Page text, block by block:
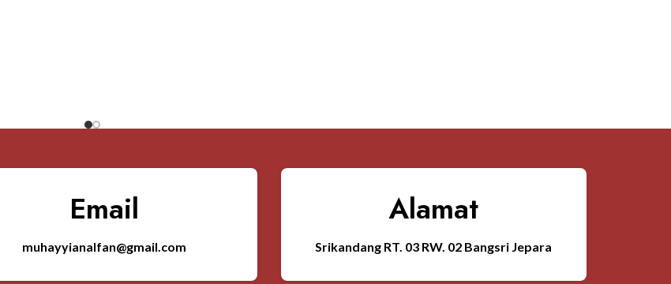
Email
muhayyianalfan@gmail.com
Alamat
Srikandang RT. 03 RW. 02 Bangsri Jepara